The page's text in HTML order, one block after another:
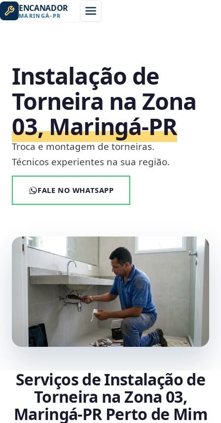
ENCANADOR
MARINGÁ- PR
Instalação de
Torneira na Zona
03, Maringá‑PR
Troca e montagem de torneiras.
Técnicos experientes na sua região.
FALE NO WHATSAPP
Serviços de Instalação de
Torneira na Zona 03,
Maringá‑PR Perto de Mim